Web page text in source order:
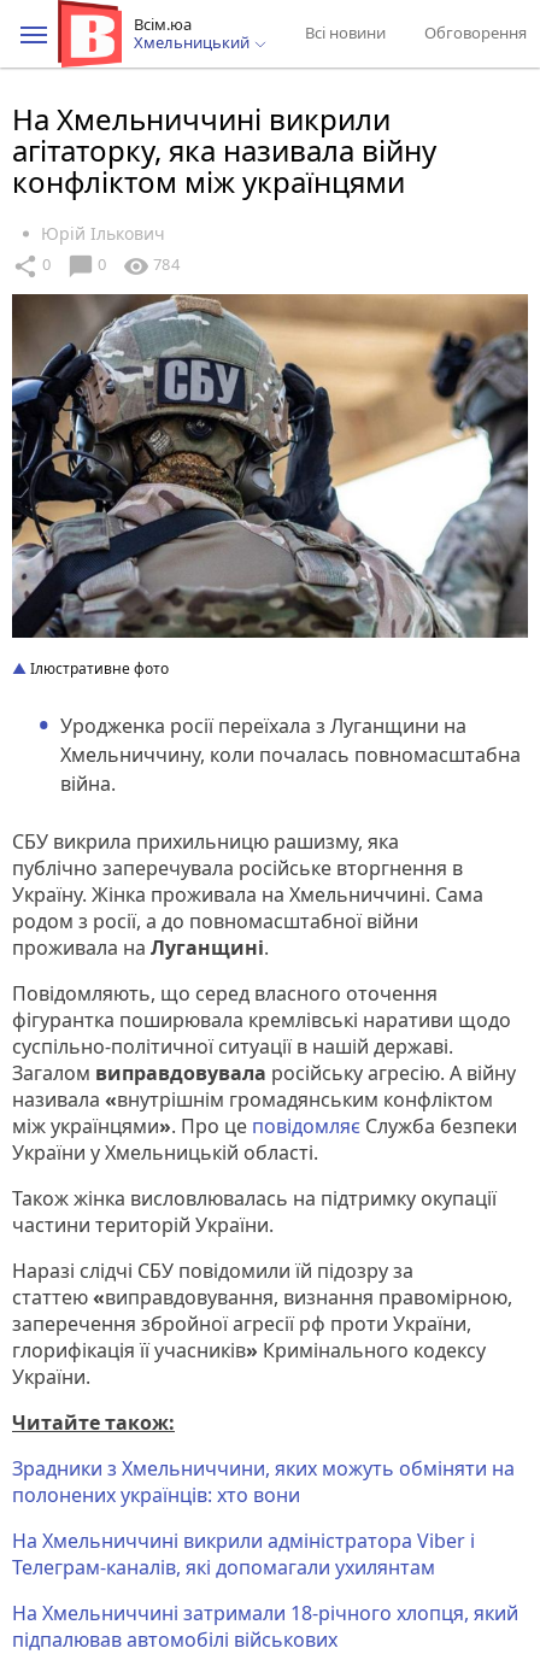
Всім.юа
Хмельницький
Всі новини Обговорення
На Хмельниччині викрили
агітаторку, яка називала війну
конфліктом між українцями
Юрій Ількович
share 0 chat_bubble 0 visibility 784
Ілюстративне фото
Уродженка росії переїхала з Луганщини на
Хмельниччину, коли почалась повномасштабна
війна.
СБУ викрила прихильницю рашизму, яка
публічно заперечувала російське вторгнення в
Україну. Жінка проживала на Хмельниччині. Сама
родом з росії, а до повномасштабної війни
проживала на Луганщині.
Повідомляють, що серед власного оточення
фігурантка поширювала кремлівські наративи щодо
суспільно-політичної ситуації в нашій державі.
Загалом виправдовувала російську агресію. А війну
називала «внутрішнім громадянським конфліктом
між українцями». Про це повідомляє Служба безпеки
України у Хмельницькій області.
Також жінка висловлювалась на підтримку окупації
частини територій України.
Наразі слідчі СБУ повідомили їй підозру за
статтею«виправдовування, визнання правомірною,
заперечення збройної агресії рф проти України,
глорифікація її учасників» Кримінального кодексу
України.
Читайте також:
Зрадники з Хмельниччини, яких можуть обміняти на
полонених українців: хто вони
На Хмельниччині викрили адміністратора Viber і
Телеграм-каналів, які допомагали ухилянтам
На Хмельниччині затримали 18-річного хлопця, який
підпалював автомобілі військових